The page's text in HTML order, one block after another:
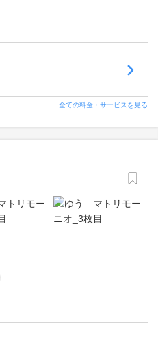
全ての料金・サービスを見る